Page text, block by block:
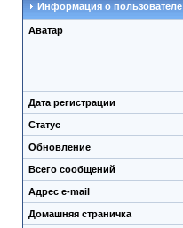
Информация о пользователе
Аватар
Дата регистрации
Статус
Обновление
Всего сообщений
Адрес e-mail
Домашняя страничка